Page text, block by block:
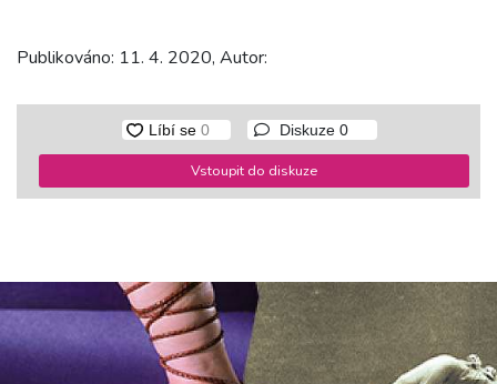
Publikováno: 11. 4. 2020, Autor:
Diskuze 0
Vstoupit do diskuze